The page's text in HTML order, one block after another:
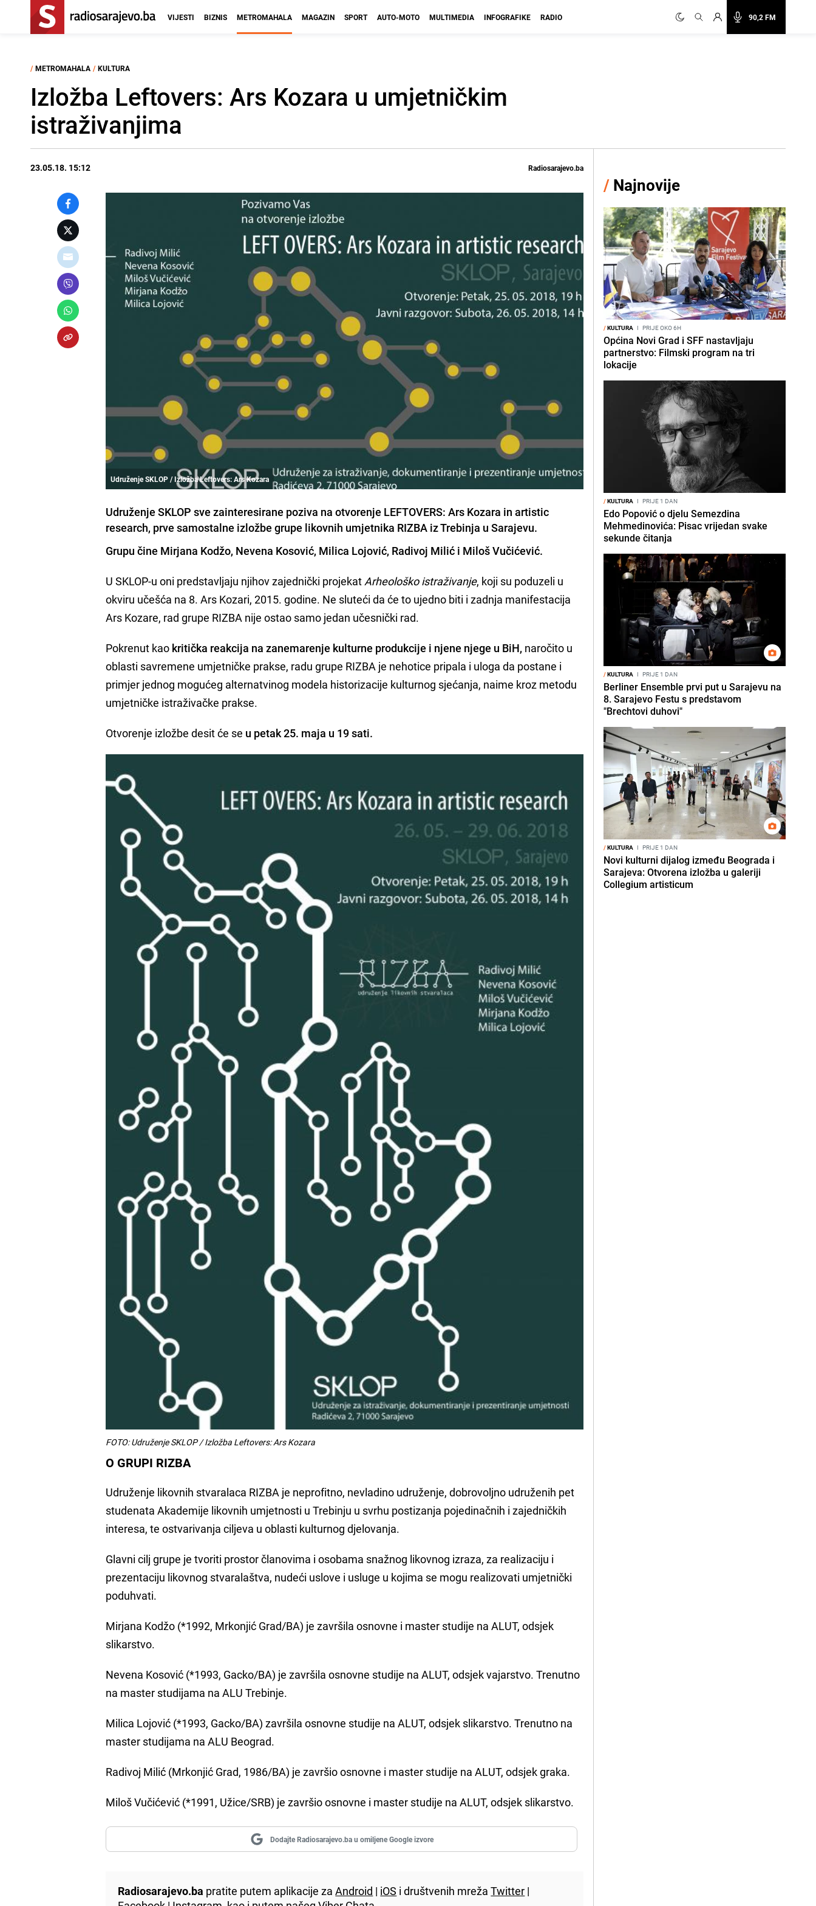
90,2 FM
VIJESTI BIZNIS METROMAHALA MAGAZIN SPORT AUTO-MOTO MULTIMEDIA INFOGRAFIKE RADIO
/ METROMAHALA / KULTURA
Izložba Leftovers: Ars Kozara u umjetničkim
istraživanjima
23.05.18. 15:12 Radiosarajevo.ba
Udruženje SKLOP / Izložba Leftovers: Ars Kozara
Udruženje SKLOP sve zainteresirane poziva na otvorenje LEFTOVERS: Ars Kozara in artistic
research, prve samostalne izložbe grupe likovnih umjetnika RIZBA iz Trebinja u Sarajevu.
Grupu čine Mirjana Kodžo, Nevena Kosović, Milica Lojović, Radivoj Milić i Miloš Vučićević.
U SKLOP-u oni predstavljaju njihov zajednički projekat Arheološko istraživanje, koji su poduzeli u
okviru učešća na 8. Ars Kozari, 2015. godine. Ne sluteći da će to ujedno biti i zadnja manifestacija
Ars Kozare, rad grupe RIZBA nije ostao samo jedan učesnički rad.
Pokrenut kao kritička reakcija na zanemarenje kulturne produkcije i njene njege u BiH, naročito u
oblasti savremene umjetničke prakse, radu grupe RIZBA je nehotice pripala i uloga da postane i
primjer jednog mogućeg alternatvinog modela historizacije kulturnog sjećanja, naime kroz metodu
umjetničke istraživačke prakse.
Otvorenje izložbe desit će se u petak 25. maja u 19 sati.
FOTO: Udruženje SKLOP / Izložba Leftovers: Ars Kozara
O GRUPI RIZBA
Udruženje likovnih stvaralaca RIZBA je neprofitno, nevladino udruženje, dobrovoljno udruženih pet
studenata Akademije likovnih umjetnosti u Trebinju u svrhu postizanja pojedinačnih i zajedničkih
interesa, te ostvarivanja ciljeva u oblasti kulturnog djelovanja.
Glavni cilj grupe je tvoriti prostor članovima i osobama snažnog likovnog izraza, za realizaciju i
prezentaciju likovnog stvaralaštva, nudeći uslove i usluge u kojima se mogu realizovati umjetnički
poduhvati.
Mirjana Kodžo (*1992, Mrkonjić Grad/BA) je završila osnovne i master studije na ALUT, odsjek
slikarstvo.
Nevena Kosović (*1993, Gacko/BA) je završila osnovne studije na ALUT, odsjek vajarstvo. Trenutno
na master studijama na ALU Trebinje.
Milica Lojović (*1993, Gacko/BA) završila osnovne studije na ALUT, odsjek slikarstvo. Trenutno na
master studijama na ALU Beograd.
Radivoj Milić (Mrkonjić Grad, 1986/BA) je završio osnovne i master studije na ALUT, odsjek graka.
Miloš Vučićević (*1991, Užice/SRB) je završio osnovne i master studije na ALUT, odsjek slikarstvo.
Dodajte Radiosarajevo.ba u omiljene Google izvore
Radiosarajevo.ba pratite putem aplikacije zaAndroid | iOS i društvenih mrežaTwitter |
/ Najnovije
/KULTURA I PRIJE OKO 6H
Općina Novi Grad i SFF nastavljaju
partnerstvo: Filmski program na tri
lokacije
/KULTURA I PRIJE 1 DAN
Edo Popović o djelu Semezdina
Mehmedinovića: Pisac vrijedan svake
sekunde čitanja
/KULTURA I PRIJE 1 DAN
Berliner Ensemble prvi put u Sarajevu na
8. Sarajevo Festu s predstavom
"Brechtovi duhovi"
/KULTURA I PRIJE 1 DAN
Novi kulturni dijalog između Beograda i
Sarajeva: Otvorena izložba u galeriji
Collegium artisticum